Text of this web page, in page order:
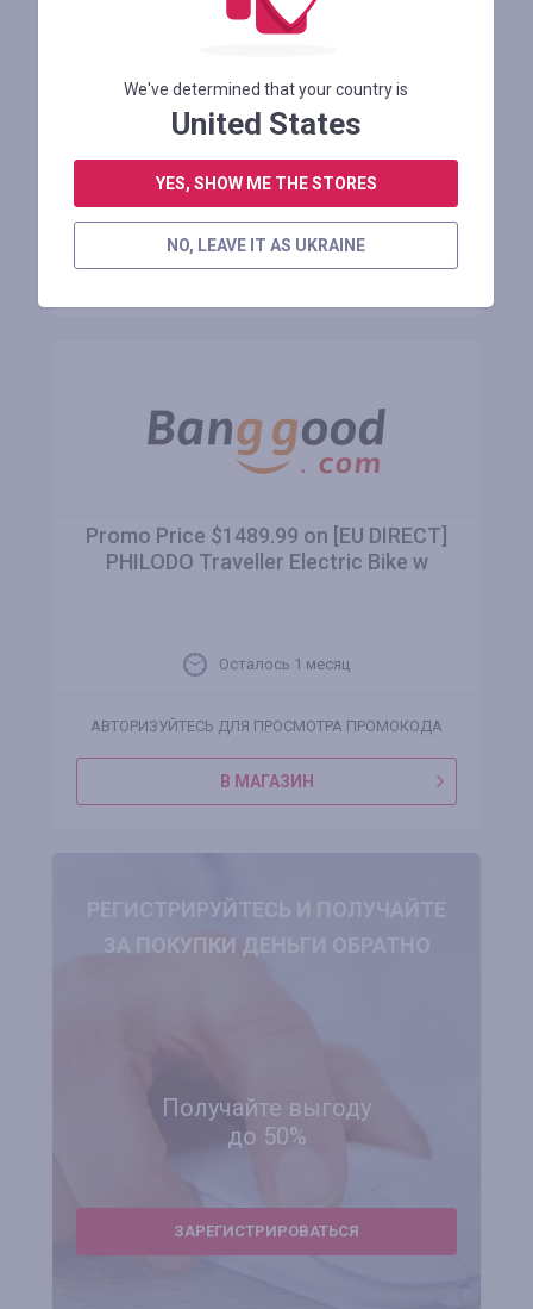
EDA0091561 Redmi Note 15 Pro
В МАГАЗИН
Promo Price $1489.99 on [EU DIRECT]
PHILODO Traveller Electric Bike w
Осталось 1 месяц
АВТОРИЗУЙТЕСЬ ДЛЯ ПРОСМОТРА ПРОМОКОДА
В МАГАЗИН
РЕГИСТРИРУЙТЕСЬ И ПОЛУЧАЙТЕ
ЗА ПОКУПКИ ДЕНЬГИ ОБРАТНО
Получайте выгоду
до 50%
ЗАРЕГИСТРИРОВАТЬСЯ
We've determined that your country is
United States
YES, SHOW ME THE STORES
NO, LEAVE IT AS UKRAINE